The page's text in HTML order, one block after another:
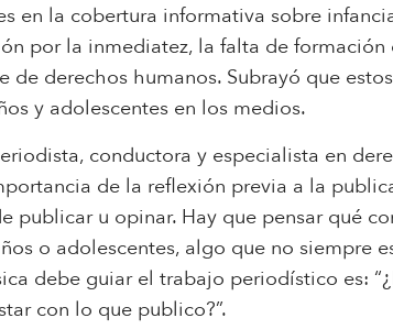
en la cobertura informativa sobre
por la inmediatez, la falta de
de derechos humanos. Subrayó que
y adolescentes en los medios.
conductora y especialista en
de la reflexión previa a la
publicar u opinar. Hay que pensar qué
o adolescentes, algo que no siempre
debe guiar el trabajo periodístico es:
con lo que publico?”.